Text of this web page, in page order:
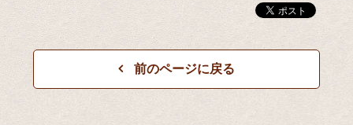
前のページに戻る